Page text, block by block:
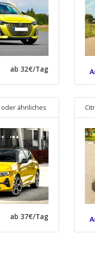
ab 32€/Tag
oder ähnliches
ab 37€/Tag